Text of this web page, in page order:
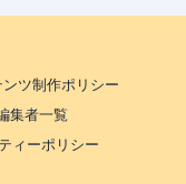
ンツ制作ポリシー
集者一覧
ィーポリシー